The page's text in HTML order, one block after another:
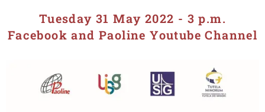
Tuesday 31 May 2022 - 3 p.m.
Facebook and Paoline Youtube Channel